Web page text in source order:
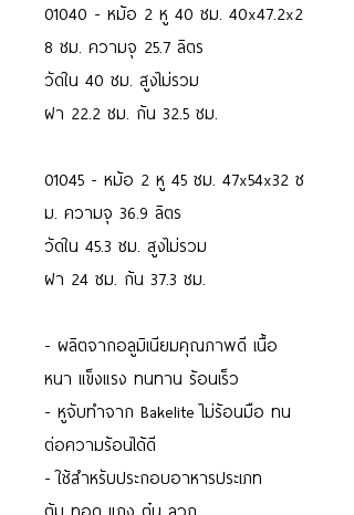
01040 - หม้อ 2 หู 40 ซม. 40x47.2x2
8 ซม. ความจุ 25.7 ลิตร
วัดใน 40 ซม. สูงไม่รวม
ฝา 22.2 ซม. ก้น 32.5 ซม.
01045 - หม้อ 2 หู 45 ซม. 47x54x32 ซ
ม. ความจุ 36.9 ลิตร
วัดใน 45.3 ซม. สูงไม่รวม
ฝา 24 ซม. ก้น 37.3 ซม.
- ผลิตจากอลูมิเนียมคุณภาพดี เนื้อ
หนา แข็งแรง ทนทาน ร้อนเร็ว
- หูจับทำจาก Bakelite ไม่ร้อนมือ ทน
ต่อความร้อนได้ดี
- ใช้สำหรับประกอบอาหารประเภท